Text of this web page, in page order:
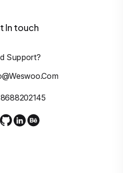
In touch
Support?